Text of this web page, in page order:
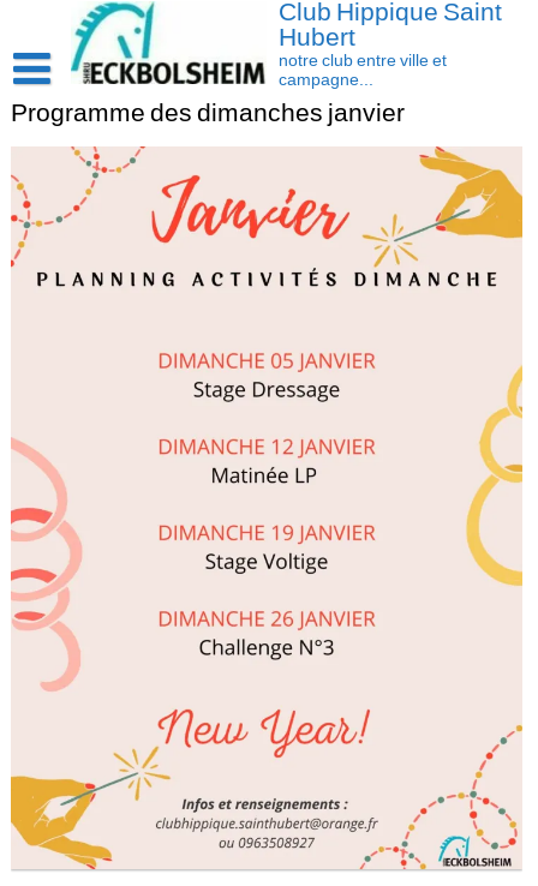
Club Hippique Saint
Hubert
notre club entre ville et
campagne...
Accueil
Saison 2026-2027
Les actus
Cavasoft client
Présentation
Les installations
Programme des dimanches janvier